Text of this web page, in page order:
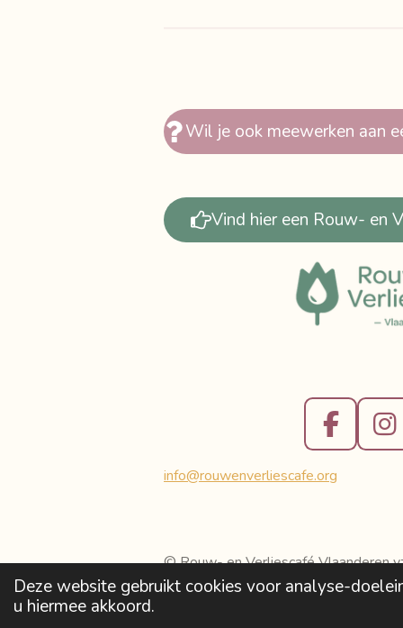
Deze website gebruikt cookies voor analyse-
u hiermee akkoord.
Wil je ook meewerken aan
Vind hier een Rouw- en
F
a
c
o
o
I
n
g
r
info@rouwenverliescafe.org
© Rouw- en Verliescafé